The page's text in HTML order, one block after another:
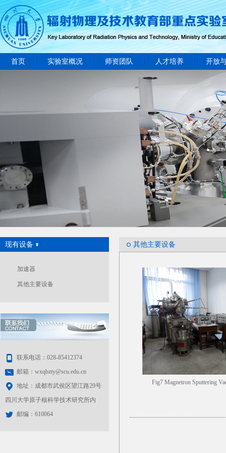
首页 实验室概况 师资团队 人才培养 开放
现有设备
加速器
其他主要设备
联系电话：028-85412374
邮箱：wxqbzty@scu.edu.cn
地址：成都市武侯区望江路29号
四川大学原子核科学技术研究所内
邮编：610064
其他主要设备
Fig7 Magnetron Sputtering